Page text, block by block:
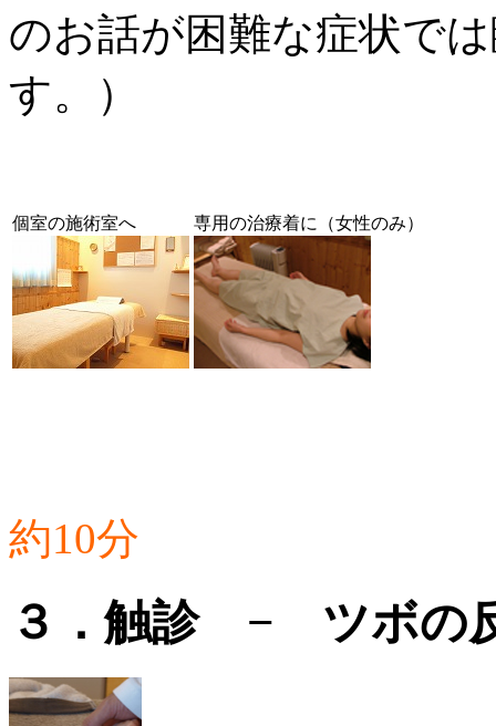
のお話が困難な症状で
す。）
個室の施術室へ 専用の治療着に（女性のみ）
約10分
３．触診 − ツボの